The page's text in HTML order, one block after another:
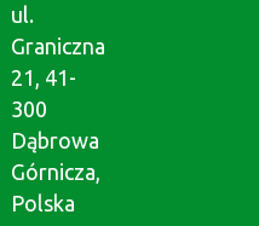
ul.
Graniczna
21, 41-
300
Dąbrowa
Górnicza,
Polska